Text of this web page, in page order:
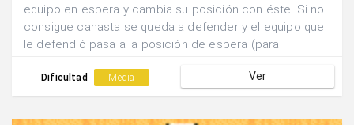
equipo en espera y cambia su posición con éste. Si no
consigue canasta se queda a defender y el equipo que
le defendió pasa a la posición de espera (para
equipo.
Dificultad Media Ver